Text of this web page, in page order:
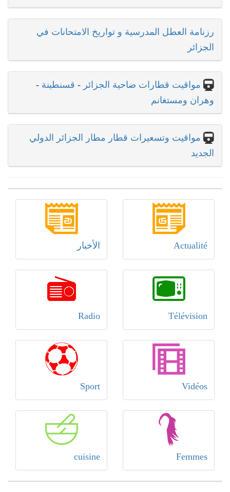
رزنامة العطل المدرسية و تواريخ الامتحانات في
الجزائر
مواقيت قطارات ضاحية الجزائر - قسنطينة -
وهران ومستغانم
مواقيت وتسعيرات قطار مطار الجزائر الدولي
الجديد
Actualité الأخبار
Télévision
Radio
Vidéos
Sport
Femmes
cuisine